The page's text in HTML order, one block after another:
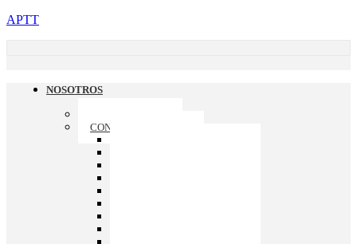
APTT
NOSOTROS
CONSEJO DIRECTIVO